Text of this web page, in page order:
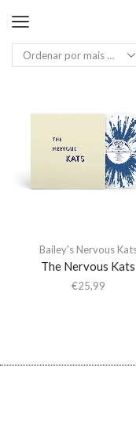
Bailey's Nervous
The Nervous Kats
€25,99